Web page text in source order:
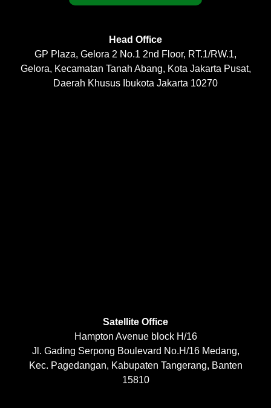
Head Office
GP Plaza, Gelora 2 No.1 2nd Floor, RT.1/RW.1,
Gelora, Kecamatan Tanah Abang, Kota Jakarta Pusat,
Daerah Khusus Ibukota Jakarta 10270
Satellite Office
Hampton Avenue block H/16
Jl. Gading Serpong Boulevard No.H/16 Medang,
Kec. Pagedangan, Kabupaten Tangerang, Banten
15810